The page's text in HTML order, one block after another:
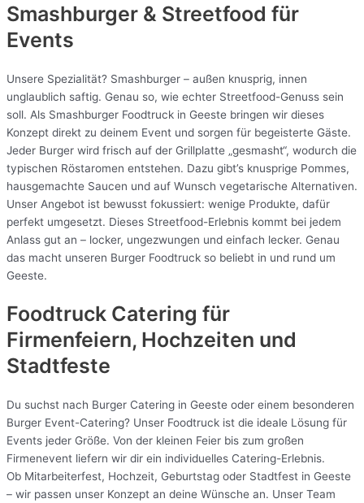
Smashburger & Streetfood für
Events
Unsere Spezialität? Smashburger – außen knusprig, innen
unglaublich saftig. Genau so, wie echter Streetfood-Genuss sein
soll. Als Smashburger Foodtruck in Geeste bringen wir dieses
Konzept direkt zu deinem Event und sorgen für begeisterte Gäste.
Jeder Burger wird frisch auf der Grillplatte „gesmasht“, wodurch die
typischen Röstaromen entstehen. Dazu gibt’s knusprige Pommes,
hausgemachte Saucen und auf Wunsch vegetarische Alternativen.
Unser Angebot ist bewusst fokussiert: wenige Produkte, dafür
perfekt umgesetzt. Dieses Streetfood-Erlebnis kommt bei jedem
Anlass gut an – locker, ungezwungen und einfach lecker. Genau
das macht unseren Burger Foodtruck so beliebt in und rund um
Geeste.
Foodtruck Catering für
Firmenfeiern, Hochzeiten und
Stadtfeste
Du suchst nach Burger Catering in Geeste oder einem besonderen
Burger Event-Catering? Unser Foodtruck ist die ideale Lösung für
Events jeder Größe. Von der kleinen Feier bis zum großen
Firmenevent liefern wir dir ein individuelles Catering-Erlebnis.
Ob Mitarbeiterfest, Hochzeit, Geburtstag oder Stadtfest in Geeste
– wir passen unser Konzept an deine Wünsche an. Unser Team